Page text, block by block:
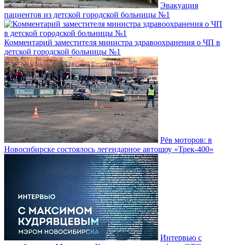
Эвакуация
пациентов из детской городской больницы №1
Комментарий заместителя министра здравоохранения о ЧП в
детской городской больницы №1
Рёв моторов: в
Новосибирске состоялось легендарное автошоу «Трек-400»
Интервью с